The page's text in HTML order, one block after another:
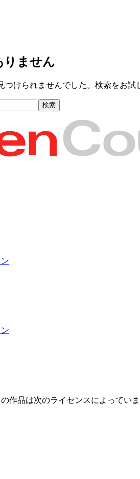
りません
つけられませんでした。検索をお試
作品は次のライセンスによってい